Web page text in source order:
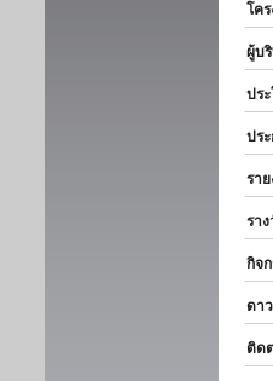
โครง
ผู้บริ
ประ
ประ
รายง
ราง
กิจก
ดาว
ติดต่